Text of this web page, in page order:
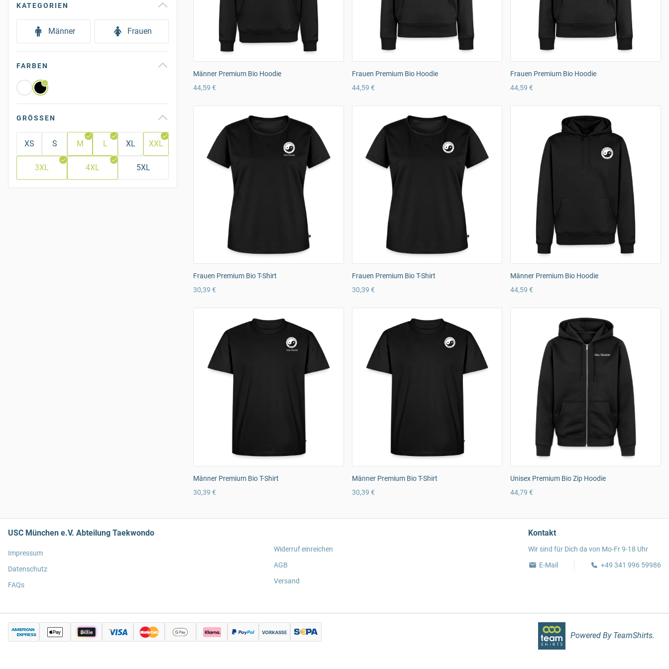
KATEGORIEN
Männer Frauen
FARBEN
GRÖSSEN
XS S M L XL XXL
3XL 4XL 5XL
Männer Premium Bio Hoodie
44,59 €
Frauen Premium Bio Hoodie
44,59 €
Frauen Premium Bio Hoodie
44,59 €
Frauen Premium Bio T-Shirt
30,39 €
Frauen Premium Bio T-Shirt
30,39 €
Männer Premium Bio Hoodie
44,59 €
Männer Premium Bio T-Shirt
30,39 €
Männer Premium Bio T-Shirt
30,39 €
Unisex Premium Bio Zip Hoodie
44,79 €
USC München e.V. Abteilung Taekwondo
Impressum
Datenschutz
FAQs
Widerruf einreichen
AGB
Versand
Kontakt
Wir sind für Dich da von Mo-Fr 9-18 Uhr
E-Mail
+49 341 996 59986
Powered By TeamShirts.